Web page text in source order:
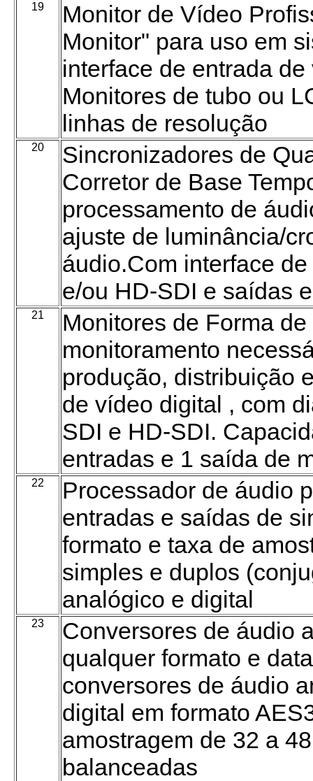
19
Monitor de Vídeo
Monitor" para uso em
interface de entrada
Monitores de tubo ou
linhas de resolução
20
Sincronizadores de
Corretor de Base
processamento de
ajuste de luminância/
áudio.Com interface
e/ou HD-SDI e saídas
21
Monitores de Forma
monitoramento
produção, distribuição
de vídeo digital , com
SDI e HD-SDI.
entradas e 1 saída de
22
Processador de áudio
entradas e saídas de
formato e taxa de
simples e duplos
analógico e digital
23
Conversores de áudio
qualquer formato e
conversores de áudio
digital em formato
amostragem de 32 a
balanceadas